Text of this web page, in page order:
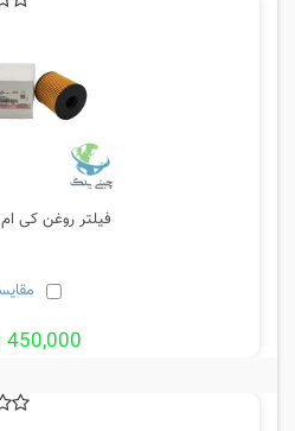
فیلتر روغن کی
450,000 تومان